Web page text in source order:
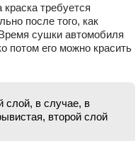
требуется
после того, как
сушки автомобиля
потом его можно красить
слой, в случае, в
второй слой